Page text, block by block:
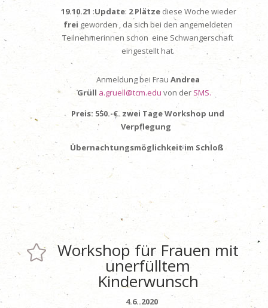
19.10.21 :Update: 2 Plätze diese Woche wieder
frei geworden , da sich bei den angemeldeten
Teilnehmerinnen schon eine Schwangerschaft
eingestellt hat.
Anmeldung bei Frau Andrea
Grüll a.gruell@tcm.eduvon der SMS.
Preis: 550.-€. zwei Tage Workshop und
Verpflegung
Übernachtungsmöglichkeit im Schloß
 Workshop für Frauen mit
unerfülltem
Kinderwunsch
4.6..2020